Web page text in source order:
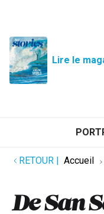
Lire le
RETOUR | Accueil
De San